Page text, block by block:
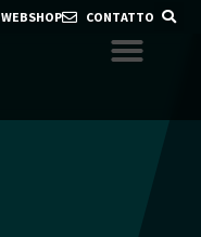
WEBSHOP CONTATTO